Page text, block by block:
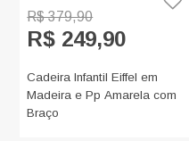
R$ 379,90
R$ 249,90
Cadeira Infantil Eiffel em
Madeira e Pp Amarela com
Braço